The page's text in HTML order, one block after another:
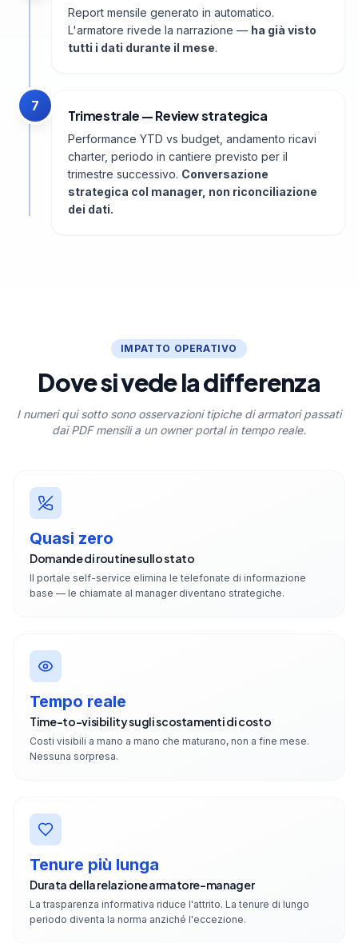
Report mensile generato in automatico.
L'armatore rivede la narrazione — ha già visto
tutti i dati durante il mese.
7
Trimestrale — Review strategica
Performance YTD vs budget, andamento ricavi
charter, periodo in cantiere previsto per il
trimestre successivo. Conversazione
strategica col manager, non riconciliazione
dei dati.
IMPATTO OPERATIVO
Dove si vede la differenza
I numeri qui sotto sono osservazioni tipiche di armatori passati
dai PDF mensili a un owner portal in tempo reale.
Quasi zero
Domande di routine sullo stato
Il portale self-service elimina le telefonate di informazione
base — le chiamate al manager diventano strategiche.
Tempo reale
Time-to-visibility sugli scostamenti di costo
Costi visibili a mano a mano che maturano, non a fine mese.
Nessuna sorpresa.
Tenure più lunga
Durata della relazione armatore-manager
La trasparenza informativa riduce l'attrito. La tenure di lungo
periodo diventa la norma anziché l'eccezione.